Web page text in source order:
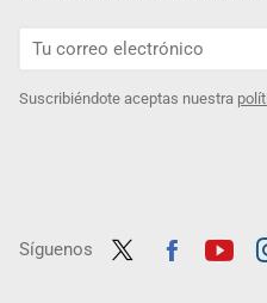
Suscribiéndote aceptas nuestra
Síguenos